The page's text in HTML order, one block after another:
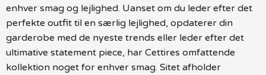
enhver smag og lejlighed. Uanset om du leder efter det
perfekte outfit til en særlig lejlighed, opdaterer din
garderobe med de nyeste trends eller leder efter det
ultimative statement piece, har Cettires omfattende
kollektion noget for enhver smag. Sitet afholder